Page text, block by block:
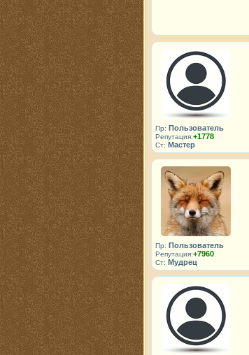
Пр: Пользователь
Репутация:+1778
Ст: Мастер
Пр: Пользователь
Репутация:+7960
Ст: Мудрец